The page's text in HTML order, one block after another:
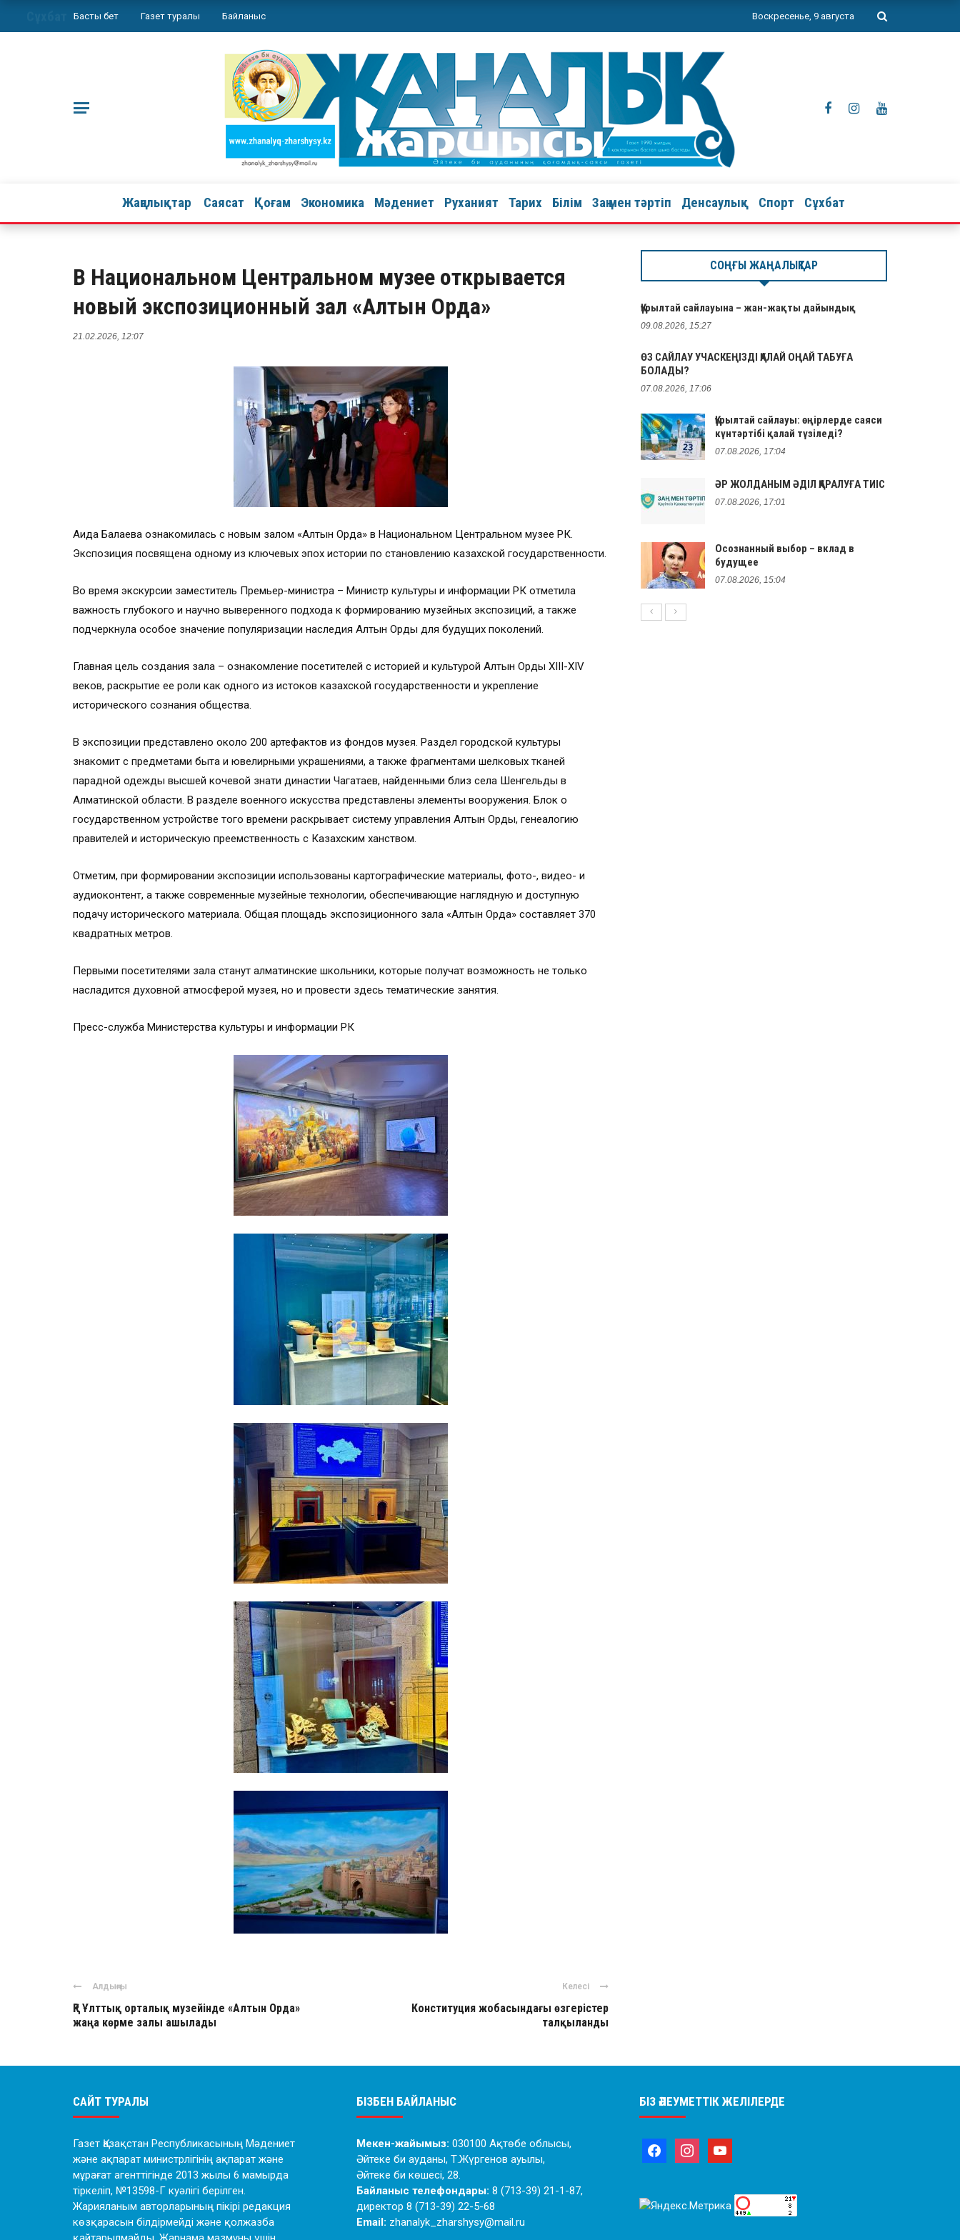
Басты бет Газет туралы Байланыс Воскресенье, 9 августа
Жаңалықтар Саясат Қоғам Экономика Мәдениет Руханият Тарих Білім Заң мен тәртіп Денсаулық Спорт Сұхбат
В Национальном Центральном музее открывается
новый экспозиционный зал «Алтын Орда»
21.02.2026, 12:07
Аида Балаева ознакомилась с новым залом «Алтын Орда» в Национальном Центральном музее РК.
Экспозиция посвящена одному из ключевых эпох истории по становлению казахской государственности.
Во время экскурсии заместитель Премьер-министра – Министр культуры и информации РК отметила
важность глубокого и научно выверенного подхода к формированию музейных экспозиций, а также
подчеркнула особое значение популяризации наследия Алтын Орды для будущих поколений.
Главная цель создания зала – ознакомление посетителей с историей и культурой Алтын Орды XIII-XIV
веков, раскрытие ее роли как одного из истоков казахской государственности и укрепление
исторического сознания общества.
В экспозиции представлено около 200 артефактов из фондов музея. Раздел городской культуры
знакомит с предметами быта и ювелирными украшениями, а также фрагментами шелковых тканей
парадной одежды высшей кочевой знати династии Чагатаев, найденными близ села Шенгельды в
Алматинской области. В разделе военного искусства представлены элементы вооружения. Блок о
государственном устройстве того времени раскрывает систему управления Алтын Орды, генеалогию
правителей и историческую преемственность с Казахским ханством.
Отметим, при формировании экспозиции использованы картографические материалы, фото-, видео- и
аудиоконтент, а также современные музейные технологии, обеспечивающие наглядную и доступную
подачу исторического материала. Общая площадь экспозиционного зала «Алтын Орда» составляет 370
квадратных метров.
Первыми посетителями зала станут алматинские школьники, которые получат возможность не только
насладится духовной атмосферой музея, но и провести здесь тематические занятия.
Пресс-служба Министерства культуры и информации РК
Алдыңғы
ҚР Ұлттық орталық музейінде «Алтын Орда»
жаңа көрме залы ашылады
Келесі
Конституция жобасындағы өзгерістер
талқыланды
СОҢҒЫ ЖАҢАЛЫҚТАР
Құрылтай сайлауына – жан-жақты дайындық
09.08.2026, 15:27
ӨЗ САЙЛАУ УЧАСКЕҢІЗДІ ҚАЛАЙ ОҢАЙ ТАБУҒА
БОЛАДЫ?
07.08.2026, 17:06
Құрылтай сайлауы: өңірлерде саяси
күнтәртібі қалай түзіледі?
07.08.2026, 17:04
ӘР ЖОЛДАНЫМ ӘДІЛ ҚАРАЛУҒА ТИІС
07.08.2026, 17:01
Осознанный выбор – вклад в
будущее
07.08.2026, 15:04
САЙТ ТУРАЛЫ
Газет Қазақстан Республикасының Мәдениет
және ақпарат министрлігінің ақпарат және
мұрағат агенттігінде 2013 жылы 6 мамырда
тіркеліп, №13598-Г куәлігі берілген.
Жарияланым авторларының пікірі редакция
көзқарасын білдірмейді және қолжазба
БІЗБЕН БАЙЛАНЫС
Мекен-жайымыз: 030100 Ақтөбе облысы,
Әйтеке би ауданы, Т.Жүргенов ауылы,
Әйтеке би көшесі, 28.
Байланыс телефондары: 8 (713-39) 21-1-87,
директор 8 (713-39) 22-5-68
Email: zhanalyk_zharshysy@mail.ru
БІЗ ӘЛЕУМЕТТІК ЖЕЛІЛЕРДЕ